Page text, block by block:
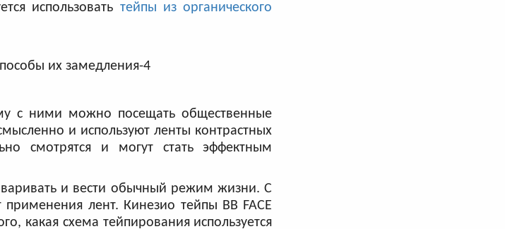
использовать тейпы из органического
с ними можно посещать общественные
и используют ленты контрастных
смотрятся и могут стать эффектным
и вести обычный режим жизни. С
лент. Кинезио тейпы BB FACE
какая схема тейпирования используется